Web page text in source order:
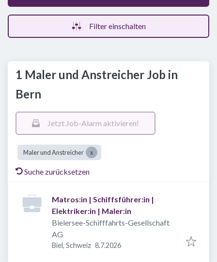
Filter einschalten
1 Maler und Anstreicher Job in
Bern
Jetzt Job-Alarm aktivieren!
Maler und Anstreicher
Suche zurücksetzen
Matros:in | Schiffsführer:in |
Elektriker:in | Maler:in
Bielersee-Schifffahrts-Gesellschaft
AG
Biel, Schweiz Veröffentlicht
8.7.2026